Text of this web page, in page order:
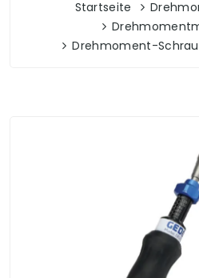
Startseite
Drehmoment-